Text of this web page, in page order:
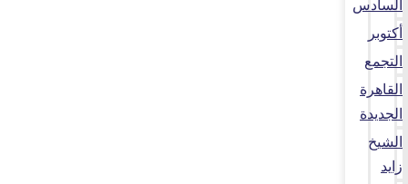
أكتوبر
التجمع
القاهرة
الجديدة
الشيخ
زايد